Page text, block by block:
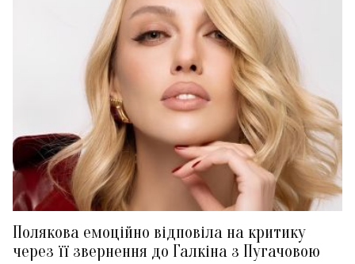
Полякова емоційно відповіла на критику
через її звернення до Галкіна з Пугачовою